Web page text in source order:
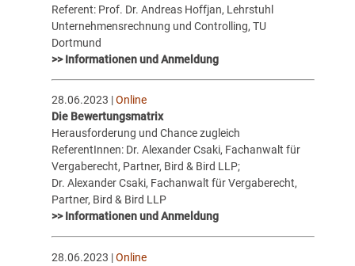
Referent: Prof. Dr. Andreas Hoffjan, Lehrstuhl
Unternehmensrechnung und Controlling, TU
Dortmund
>> Informationen und Anmeldung
28.06.2023 |Online
Die Bewertungsmatrix
Herausforderung und Chance zugleich
ReferentInnen: Dr. Alexander Csaki, Fachanwalt für
Vergaberecht, Partner, Bird & Bird LLP;
Dr. Alexander Csaki, Fachanwalt für Vergaberecht,
Partner, Bird & Bird LLP
>> Informationen und Anmeldung
28.06.2023 |Online